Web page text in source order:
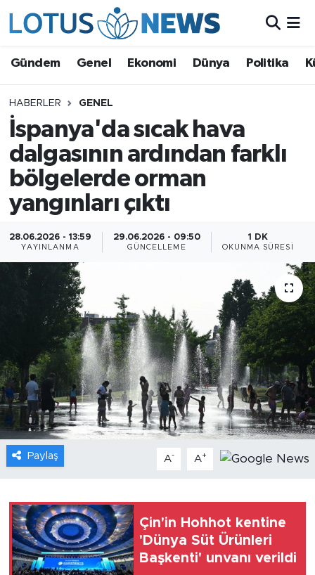
Gündem Genel Ekonomi Dünya Politika
HABERLER GENEL
İspanya'da sıcak hava
dalgasının ardından farklı
bölgelerde orman
yangınları çıktı
28.06.2026 - 13:59
YAYINLANMA
29.06.2026 - 09:50
GÜNCELLEME
1 DK
OKUNMA SÜRESI
Paylaş A- A+
Çin'in Hohhot kentine
'Dünya Süt Ürünleri
Başkenti' unvanı verildi
Ekonomi
Dünya
Politika
Kültür - Sanat ve Tarih
Yaşam
Bilim ve Teknoloji
Çin Fuarları
Gündem
Video
Sağlık
Foto Haber
Xinhua Türkiye
Seyahat